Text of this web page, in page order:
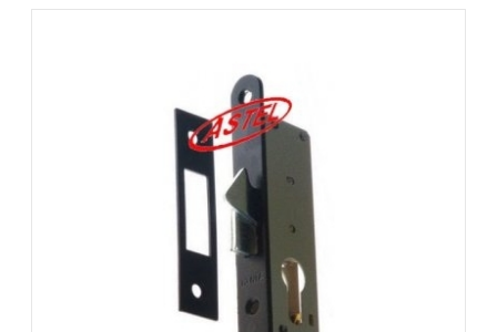
Do bram wjazdowych
Akcesoria i narzędzia